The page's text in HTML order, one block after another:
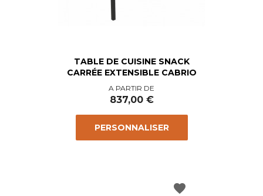
TABLE DE CUISINE SNACK
CARRÉE EXTENSIBLE CABRIO
Prix
A PARTIR DE
837,00 €
PERSONNALISER
favorite